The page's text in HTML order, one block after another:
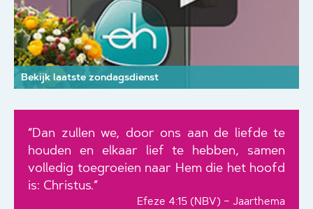
Bekijk laatste zondagsdienst
“Dan zullen we, door ons aan de liefde te
houden en elkaar lief te hebben, samen
volledig toegroeien naar Hem die het hoofd
is: Christus.”
Efeze 4:15 (NBV) – Jaarthema